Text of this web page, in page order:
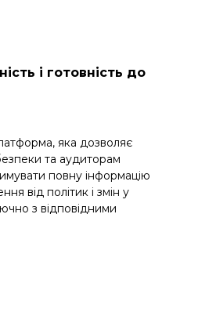
і готовність до
яка дозволяє
та аудиторам
повну інформацію
від політик і змін у
з відповідними